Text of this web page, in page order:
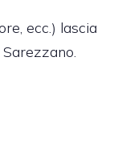
ecc.) lascia